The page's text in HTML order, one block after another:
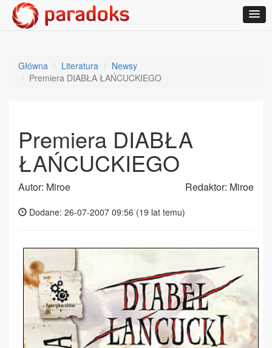
Główna Literatura
Newsy
Premiera DIABŁA ŁAŃCUCKIEGO
Premiera DIABŁA
ŁAŃCUCKIEGO
Autor: Miroe Redaktor: Miroe
Dodane: 26-07-2007 09:56 (19 lat temu)